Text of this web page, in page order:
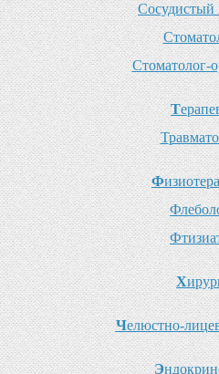
Сосудистый
С
Стоматолог-
Т
Т
Ф
Ф
Ф
Х
Челюстно-
Э